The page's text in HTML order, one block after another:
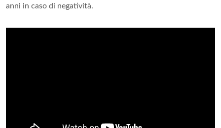
anni in caso di negatività.